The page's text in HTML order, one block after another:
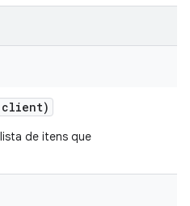
client)
de itens que